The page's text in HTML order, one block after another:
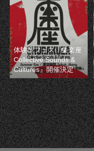
体験型フェス『集楽座
Collective Sounds &
Cultures』開催決定